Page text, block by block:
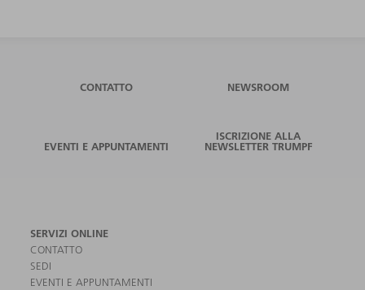
CONTATTO NEWSROOM
EVENTI E APPUNTAMENTI
ISCRIZIONE ALLA
NEWSLETTER TRUMPF
SERVIZI ONLINE
CONTATTO
SEDI
EVENTI E APPUNTAMENTI